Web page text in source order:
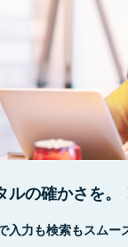
の確かさを。
入力も検索もスムー